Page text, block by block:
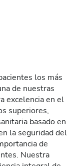
los más
de nuestras
excelencia en el
superiores,
basado en
la seguridad del
de
Nuestra